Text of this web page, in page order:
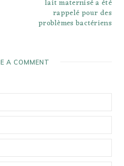
lait maternisé a été
rappelé pour des
problèmes bactériens
A COMMENT